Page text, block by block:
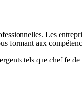
Les
formant aux
tels que chef.fe